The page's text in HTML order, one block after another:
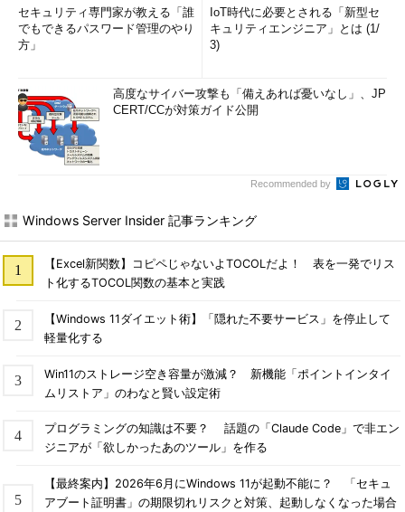
セキュリティ専門家が教える「誰
でもできるパスワード管理のやり
方」
IoT時代に必要とされる「新型セ
キュリティエンジニア」とは (1/
3)
高度なサイバー攻撃も「備えあれば憂いなし」、JP
CERT/CCが対策ガイド公開
Recommended by
Windows Server Insider 記事ランキング
【Excel新関数】コピペじゃないよTOCOLだよ！ 表を一発でリス
ト化するTOCOL関数の基本と実践
【Windows 11ダイエット術】「隠れた不要サービス」を停止して
軽量化する
Win11のストレージ空き容量が激減？ 新機能「ポイントインタイ
ムリストア」のわなと賢い設定術
プログラミングの知識は不要？ 話題の「Claude Code」で非エン
ジニアが「欲しかったあのツール」を作る
【最終案内】2026年6月にWindows 11が起動不能に？ 「セキュ
アブート証明書」の期限切れリスクと対策、起動しなくなった場合